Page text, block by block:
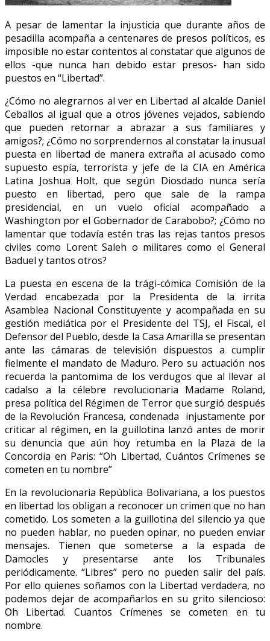
A pesar de lamentar la injusticia que durante años de
pesadilla acompaña a centenares de presos políticos, es
imposible no estar contentos al constatar que algunos de
ellos -que nunca han debido estar presos- han sido
puestos en “Libertad”.
¿Cómo no alegrarnos al ver en Libertad al alcalde Daniel
Ceballos al igual que a otros jóvenes vejados, sabiendo
que pueden retornar a abrazar a sus familiares y
amigos?; ¿Cómo no sorprendernos al constatar la inusual
puesta en libertad de manera extraña al acusado como
supuesto espía, terrorista y jefe de la CIA en América
Latina Joshua Holt, que según Diosdado nunca sería
puesto en libertad, pero que sale de la rampa
presidencial, en un vuelo oficial acompañado a
Washington por el Gobernador de Carabobo?; ¿Cómo no
lamentar que todavía estén tras las rejas tantos presos
civiles como Lorent Saleh o militares como el General
Baduel y tantos otros?
La puesta en escena de la trági-cómica Comisión de la
Verdad encabezada por la Presidenta de la irrita
Asamblea Nacional Constituyente y acompañada en su
gestión mediática por el Presidente del TSJ, el Fiscal, el
Defensor del Pueblo, desde la Casa Amarilla se presentan
ante las cámaras de televisión dispuestos a cumplir
fielmente el mandato de Maduro. Pero su actuación nos
recuerda la pantomima de los verdugos que al llevar al
cadalso a la célebre revolucionaria Madame Roland,
presa política del Régimen de Terror que surgió después
de la Revolución Francesa, condenada injustamente por
criticar al régimen, en la guillotina lanzó antes de morir
su denuncia que aún hoy retumba en la Plaza de la
Concordia en Paris: “Oh Libertad, Cuántos Crímenes se
cometen en tu nombre”
En la revolucionaria República Bolivariana, a los puestos
en libertad los obligan a reconocer un crimen que no han
cometido. Los someten a la guillotina del silencio ya que
no pueden hablar, no pueden opinar, no pueden enviar
mensajes. Tienen que someterse a la espada de
Damocles y presentarse ante los Tribunales
periódicamente. “Libres” pero no pueden salir del país.
Por ello quienes soñamos con la Libertad verdadera, no
podemos dejar de acompañarlos en su grito silencioso:
Oh Libertad. Cuantos Crímenes se cometen en tu
nombre.